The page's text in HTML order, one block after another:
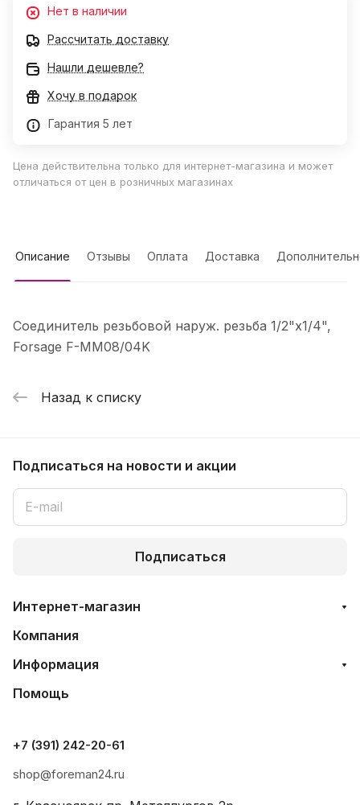
Нет в наличии
Рассчитать доставку
Нашли дешевле?
Хочу в подарок
Гарантия 5 лет
Цена действительна только для интернет-магазина и может
отличаться от цен в розничных магазинах
Описание Отзывы Оплата Доставка
Соединитель резьбовой наруж. резьба 1/2"x1/4",
Forsage F-MM08/04K
Назад к списку
Подписаться на новости и акции
Подписаться
Интернет-магазин
Компания
Информация
Помощь
+7 (391) 242-20-61
shop@foreman24.ru